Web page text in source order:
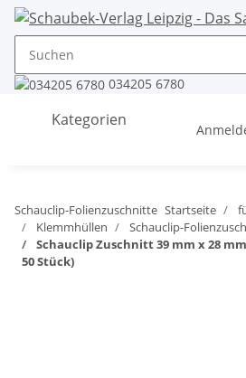
034205 6780
Kategorien
Schauclip-Folienzuschnitte Startseite
Klemmhüllen
Schauclip-
Schauclip Zuschnitt 39 mm x 28
50 Stück)